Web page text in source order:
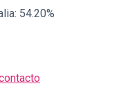
54.20%